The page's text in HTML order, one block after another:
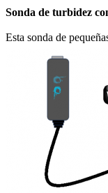
Sonda de turbidez
Esta sonda de